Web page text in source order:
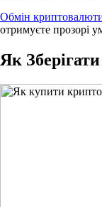
Обмін
отримуєте прозорі
Як